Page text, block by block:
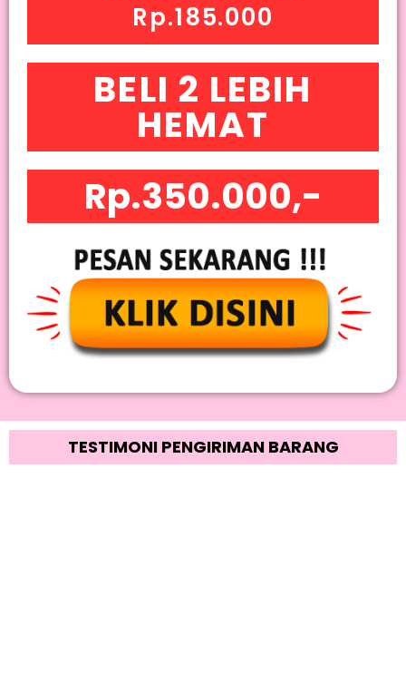
Rp.185.000
BELI 2 LEBIH
HEMAT
Rp.350.000,-
TESTIMONI PENGIRIMAN BARANG